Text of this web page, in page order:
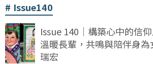
Issue140
Issue 140｜構築心中的信
溫暖長輩，共鳴與陪伴身
瑞宏